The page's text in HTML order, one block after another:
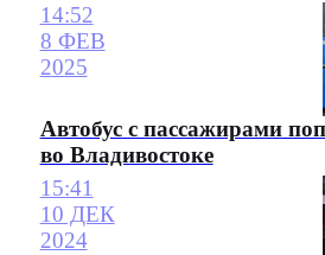
14:52
8 ФЕВ
2025
Автобус с пассажирами
во Владивостоке
15:41
10 ДЕК
2024